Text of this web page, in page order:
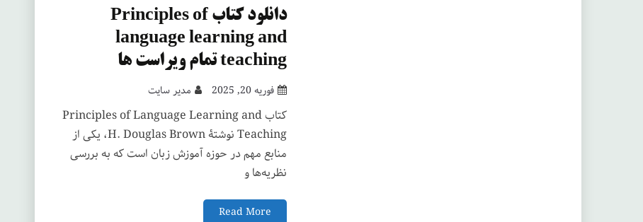
دانلود کتاب Principles of
language learning and
teaching تمام ویراست ها
فوریه 20, 2025 مدیر سایت
کتاب Principles of Language Learning and
Teaching نوشتۀ H. Douglas Brown، یکی از
منابع مهم در حوزه آموزش زبان است که به بررسی
نظریه‌ها و
Read More